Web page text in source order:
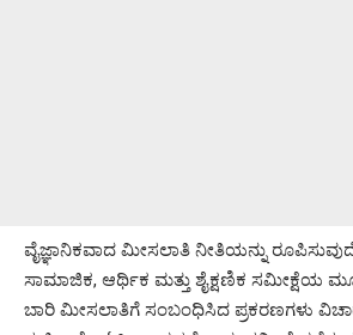
ವೈಜ್ಞಾನಿಕವಾದ ಮೀಸಲಾತಿ ನೀತಿಯನ್ನು
ಸಾಮಾಜಿಕ, ಆರ್ಥಿಕ ಮತ್ತು ಶೈಕ್ಷಣಿಕ ಸಮೀಕ್ಷೆಯ
ಬಾರಿ ಮೀಸಲಾತಿಗೆ ಸಂಬಂಧಿಸಿದ ಪ್ರಕರಣಗಳು